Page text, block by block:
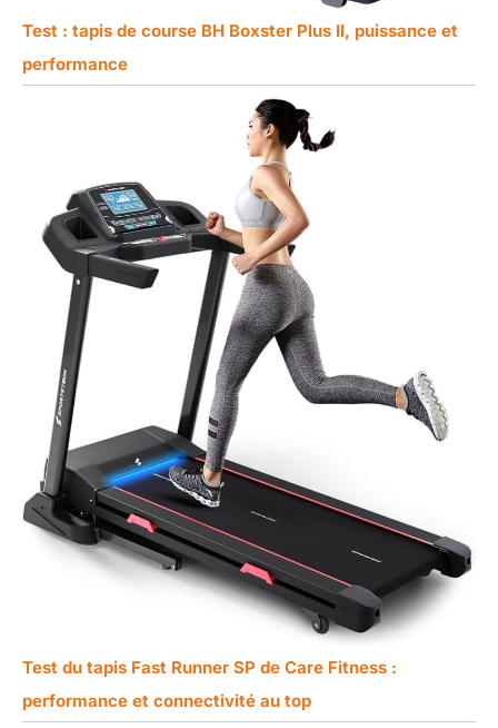
Test : tapis de course BH Boxster Plus II, puissance et
performance
Test du tapis Fast Runner SP de Care Fitness :
performance et connectivité au top